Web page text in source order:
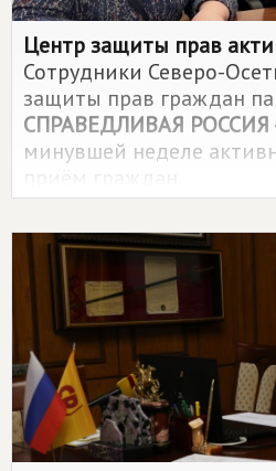
Центр защиты прав
Сотрудники Северо-
защиты прав граждан
СПРАВЕДЛИВАЯ РОССИЯ
минувшей неделе